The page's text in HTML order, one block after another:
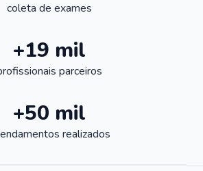
coleta de exames
+19 mil
parceiros
+50 mil
realizados